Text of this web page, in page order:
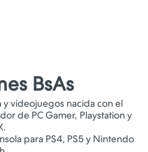
BsAs
videojuegos nacida con el
de PC Gamer, Playstation y
para PS4, PS5 y Nintendo